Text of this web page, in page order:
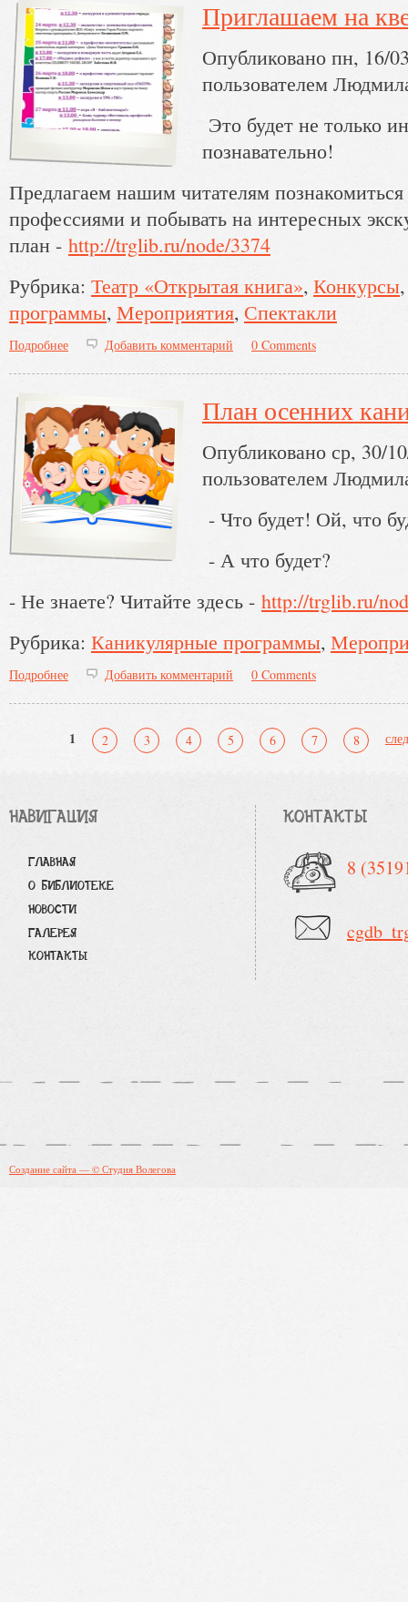
Приглашаем на
Опубликовано пн, 16/
пользователем
Это будет не только
познавательно!
Предлагаем нашим читателям
профессиями и побывать на интересных
план - http://trglib.ru/node/3374
Рубрика: Театр «Открытая книга» Конкурсы
программы Мероприятия Спектакли
Подробнее о Приглашаем на квест-каникулы!
Добавить комментарий 0 Comments
План осенних
Опубликовано ср, 30/
пользователем
- Что будет! Ой, что
- А что будет?
- Не знаете? Читайте здесь - http://trglib.ru/
Рубрика: Каникулярные программы
Подробнее о План осенних каникул
Добавить комментарий 0 Comments
Страницы
1 2 3 4 5 6 7 8
НАВИГАЦИЯ
ГЛАВНАЯ
О БИБЛИОТЕКЕ
НОВОСТИ
ГАЛЕРЕЯ
КОНТАКТЫ
КОНТАКТЫ
8
Создание сайта — © Студия Волегова